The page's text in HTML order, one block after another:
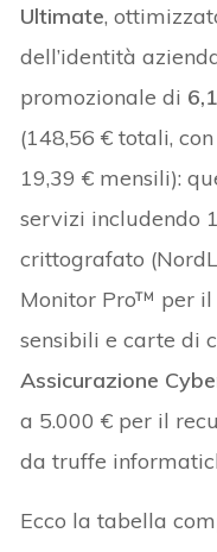
Ultimate,
dell’identità
promozionale di
(148,56 € totali,
19,39 € mensili):
servizi includendo
crittografato
Monitor Pro™ per
sensibili e carte di
Assicurazione
a 5.000 € per il
da truffe
Ecco la tabella